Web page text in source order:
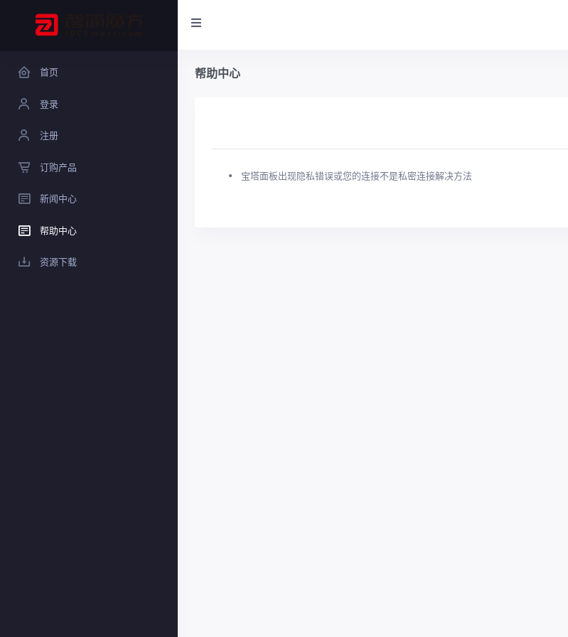
首页
登录
注册
订购产品
新闻中心
帮助中心
资源下载
帮助中心
宝塔面板出现隐私错误或您的连接不是私密连接解决方法